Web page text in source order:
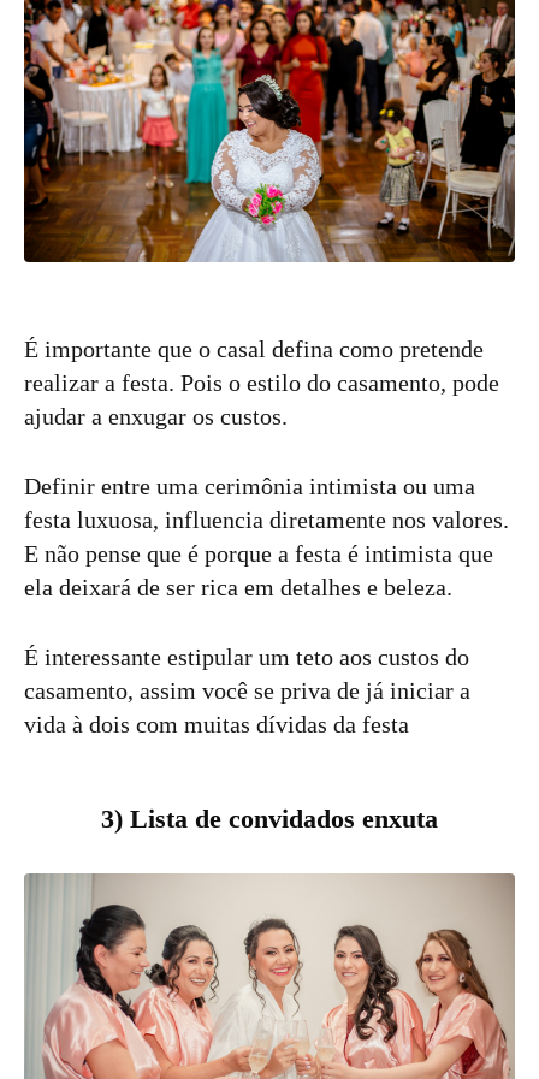
É importante que o casal defina como pretende
realizar a festa. Pois o estilo do casamento, pode
ajudar a enxugar os custos.
Definir entre uma cerimônia intimista ou uma
festa luxuosa, influencia diretamente nos valores.
E não pense que é porque a festa é intimista que
ela deixará de ser rica em detalhes e beleza.
É interessante estipular um teto aos custos do
casamento, assim você se priva de já iniciar a
vida à dois com muitas dívidas da festa
3) Lista de convidados enxuta